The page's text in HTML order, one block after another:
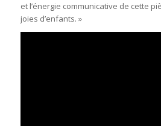
et l’énergie communicative de cette
joies d’enfants. »